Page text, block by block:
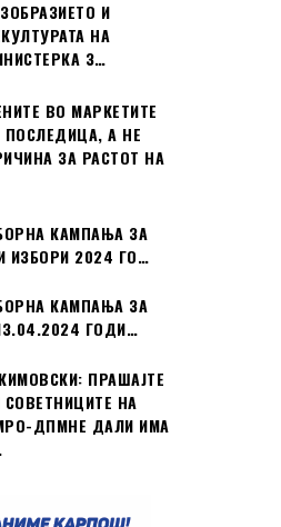
И
НА
З…
ВО МАРКЕТИТЕ
ПОСЛЕДИЦА, А НЕ
ЗА РАСТОТ НА
КАМПАЊА ЗА
ИЗБОРИ 2024 ГО…
КАМПАЊА ЗА
ГОДИ…
ПРАШАЈТЕ
СОВЕТНИЦИТЕ НА
ДПМНЕ ДАЛИ ИМА